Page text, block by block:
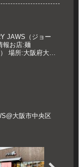
JAWS（ジョー
報お店:麺
場所:大阪府大阪
大阪市中央区